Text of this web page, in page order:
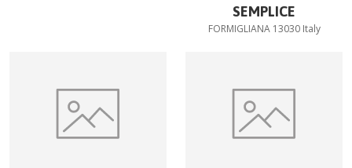
SEMPLICE
FORMIGLIANA 13030 Italy